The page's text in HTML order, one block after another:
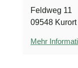
Feldweg 11
09548
Mehr